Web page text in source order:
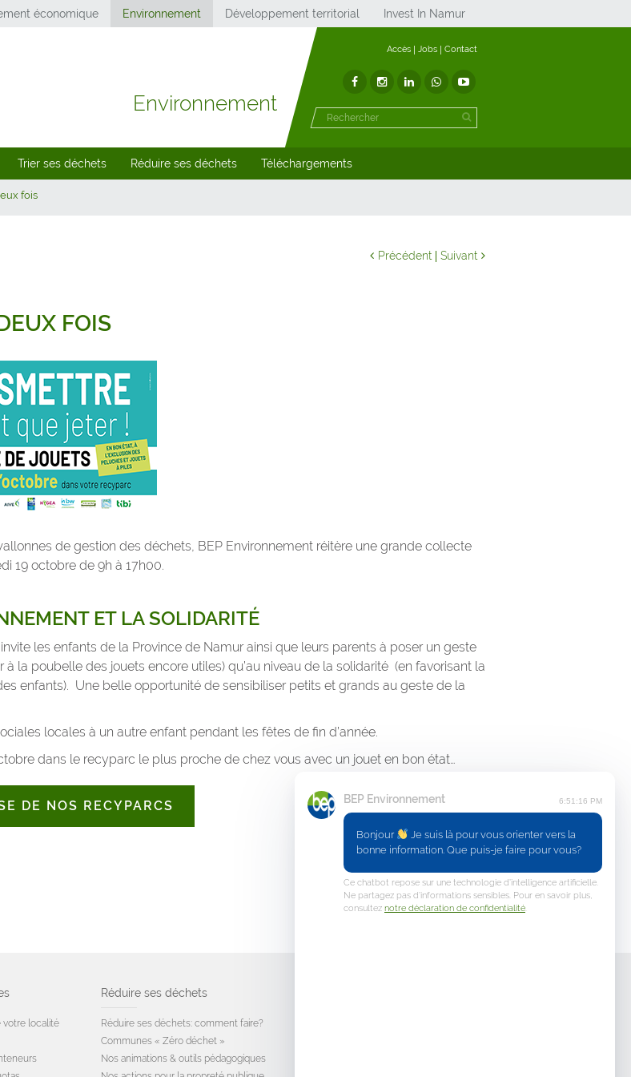
économique Environnement Développement territorial Invest In Namur
Environnement
Accès Jobs Contact
Trier ses déchets Réduire ses déchets Téléchargements
fois
Suivant
Précédent
FOIS
de gestion des déchets, BEP Environnement réitère une grande collecte
19 octobre de 9h à 17h00.
ET LA SOLIDARITÉ
les enfants de la Province de Namur ainsi que leurs parents à poser un geste
la poubelle des jouets encore utiles) qu’au niveau de la solidarité (en favorisant la
enfants). Une belle opportunité de sensibiliser petits et grands au geste de la
locales à un autre enfant pendant les fêtes de fin d’année.
dans le recyparc le plus proche de chez vous avec un jouet en bon état…
DE NOS RECYPARCS
Suivant
Précédent
votre localité
Réduire ses déchets
Réduire ses déchets: comment faire?
Communes « Zéro déchet »
Nos animations & outils pédagogiques
BEP Environnement 6:51:16 PM
Bonjour
Je suis là pour vous orienter vers la
bonne information. Que puis-je faire pour vous?
Ce chatbot repose sur une technologie d’intelligence artificielle.
Ne partagez pas d’informations sensibles. Pour en savoir plus,
consultez notre déclaration de confidentialité.